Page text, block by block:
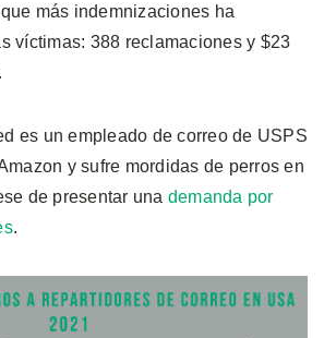
más indemnizaciones ha
víctimas: 388 reclamaciones y $23
es un empleado de correo de USPS
y sufre mordidas de perros en
de presentar una demanda por
.